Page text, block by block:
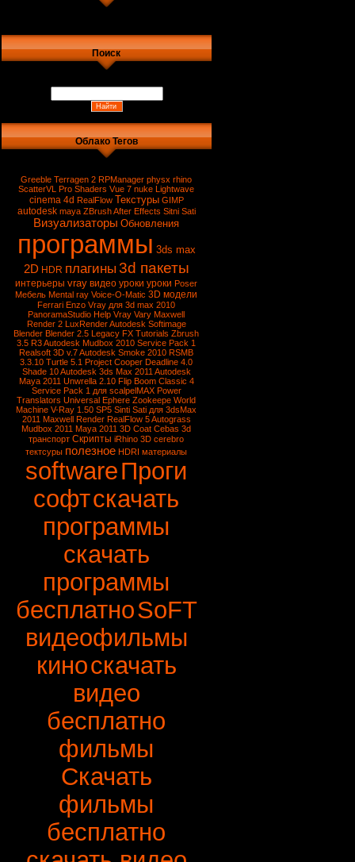
Поиск
Облако Тегов
Greeble Terragen 2 RPManager physx rhino
ScatterVL Pro Shaders Vue 7 nuke Lightwave
cinema 4d RealFlow Текстуры GIMP
autodesk maya ZBrushAfter Effects Sitni Sati
Визуализаторы Обновления
программы 3ds max
2D HDR плагины 3d пакеты
интерьеры vray видео уроки уроки Poser
Мебель Mental ray Voice-O-Matic 3D модели
Ferrari Enzo Vray для 3d max 2010
PanoramaStudio Help Vray Vary Maxwell
Render 2 LuxRenderAutodesk Softimage
Blender Blender 2.5 Legacy FX Tutorials Zbrush
3.5 R3 Autodesk Mudbox 2010 Service Pack 1
Realsoft 3D v.7 Autodesk Smoke 2010 RSMB
3.3.10 Turtle 5.1 Project Cooper Deadline 4.0
Shade 10Autodesk 3ds Max 2011 Autodesk
Maya 2011 Unwrella 2.10 Flip Boom Classic 4
Service Pack 1 для scalpelMAX Power
Translators Universal Ephere Zookeepe World
Machine V-Ray 1.50 SP5 Sinti Sati для 3dsMax
2011 Maxwell Render RealFlow 5Autograss
Mudbox 2011 Maya 2011 3D Coat Cebas 3d
транспорт Скрипты iRhino 3D cerebro
тектсуры полезное HDRI материалы
softwareПроги
софтскачать
программы
скачать
программы
бесплатноSoFT
видеофильмы
киноскачать
видео
бесплатно
фильмы
Скачать
фильмы
бесплатно